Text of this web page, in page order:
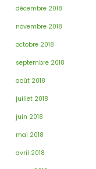
décembre 2018
novembre 2018
octobre 2018
septembre 2018
août 2018
juillet 2018
juin 2018
mai 2018
avril 2018